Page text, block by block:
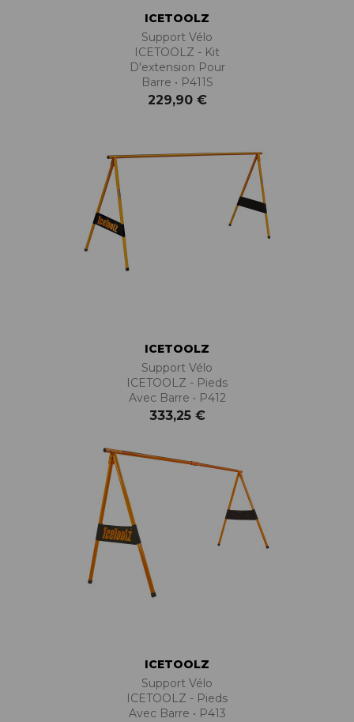
ICETOOLZ
Support Vélo
ICETOOLZ - Kit
D'extension Pour
Barre • P411S
229,90 €
ICETOOLZ
Support Vélo
ICETOOLZ - Pieds
Avec Barre • P412
333,25 €
ICETOOLZ
Support Vélo
ICETOOLZ - Pieds
Avec Barre • P413